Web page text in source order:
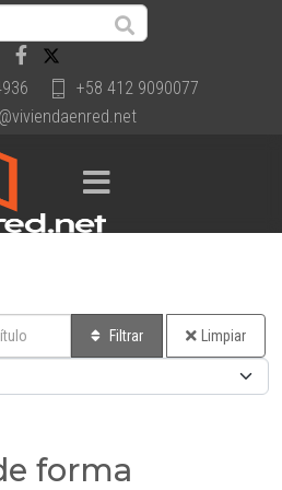
+58 412 9090077
Filtrar Limpiar
forma